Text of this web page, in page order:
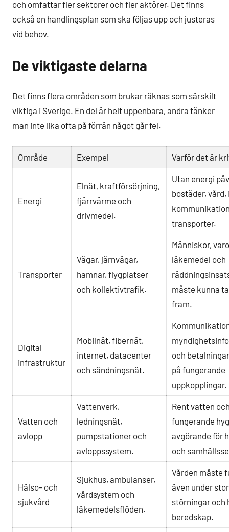
och omfattar fler sektorer och fler aktörer. Det finns
också en handlingsplan som ska följas upp och justeras
vid behov.
De viktigaste delarna
Det finns flera områden som brukar räknas som särskilt
viktiga i Sverige. En del är helt uppenbara, andra tänker
man inte lika ofta på förrän något går fel.
Område Exempel Varför det är
Energi
Elnät, kraftförsörjning,
fjärrvärme och
drivmedel.
Utan energi
bostäder,
transporter.
Transporter
Vägar, järnvägar,
hamnar, flygplatser
och kollektivtrafik.
Människor,
läkemedel och
måste kunna
fram.
Digital
infrastruktur
Mobilnät, fibernät,
internet, datacenter
och sändningsnät.
och
på fungerande
uppkopplingar.
Vatten och
avlopp
Vattenverk,
ledningsnät,
pumpstationer och
avloppssystem.
Rent vatten
fungerande
avgörande för
och
Hälso- och
sjukvård
Sjukhus, ambulanser,
vårdsystem och
läkemedelsflöden.
Vården måste
även under
störningar och
beredskap.